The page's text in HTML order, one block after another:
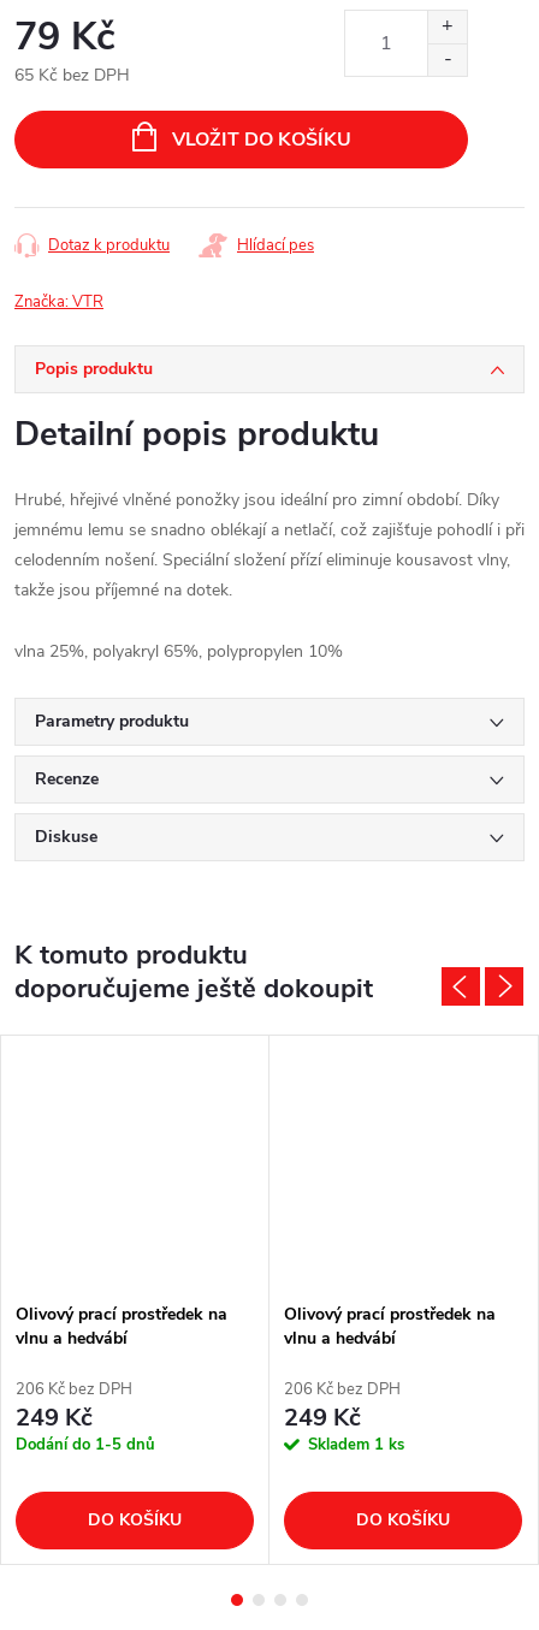
79 Kč
65 Kč bez DPH
cena:
VLOŽIT DO KOŠÍKU
Dotaz k produktu Hlídací pes
Značka:VTR
Popis produktu
Detailní popis produktu
Hrubé, hřejivé vlněné ponožky jsou ideální pro zimní období. Díky
jemnému lemu se snadno oblékají a netlačí, což zajišťuje pohodlí i při
celodenním nošení. Speciální složení přízí eliminuje kousavost vlny,
takže jsou příjemné na dotek.
vlna 25%, polyakryl 65%, polypropylen 10%
Parametry produktu
Recenze
Diskuse
K tomuto produktu
doporučujeme ještě dokoupit
Olivový prací prostředek na
vlnu a hedvábí
206 Kč bez DPH
249 Kč
Dodání do 1-5 dnů
DO KOŠÍKU
Olivový prací prostředek na
vlnu a hedvábí
206 Kč bez DPH
249 Kč
Skladem 1 ks
DO KOŠÍKU